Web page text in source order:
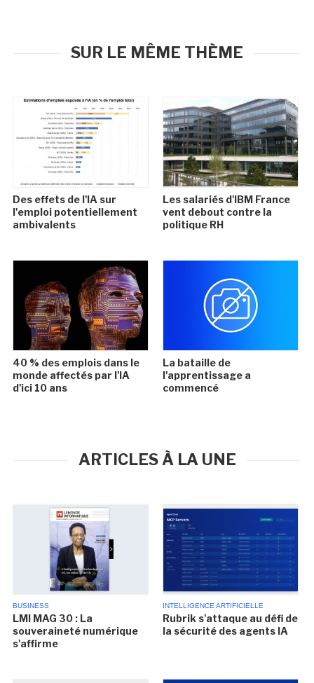
SUR LE MÊME THÈME
Des effets de l'IA sur
l'emploi potentiellement
ambivalents
Les salariés d'IBM France
vent debout contre la
politique RH
40 % des emplois dans le
monde affectés par l'IA
d'ici 10 ans
La bataille de
l'apprentissage a
commencé
ARTICLES À LA UNE
BUSINESS
LMI MAG 30 : La
souveraineté numérique
s'affirme
INTELLIGENCE ARTIFICIELLE
Rubrik s'attaque au défi de
la sécurité des agents IA